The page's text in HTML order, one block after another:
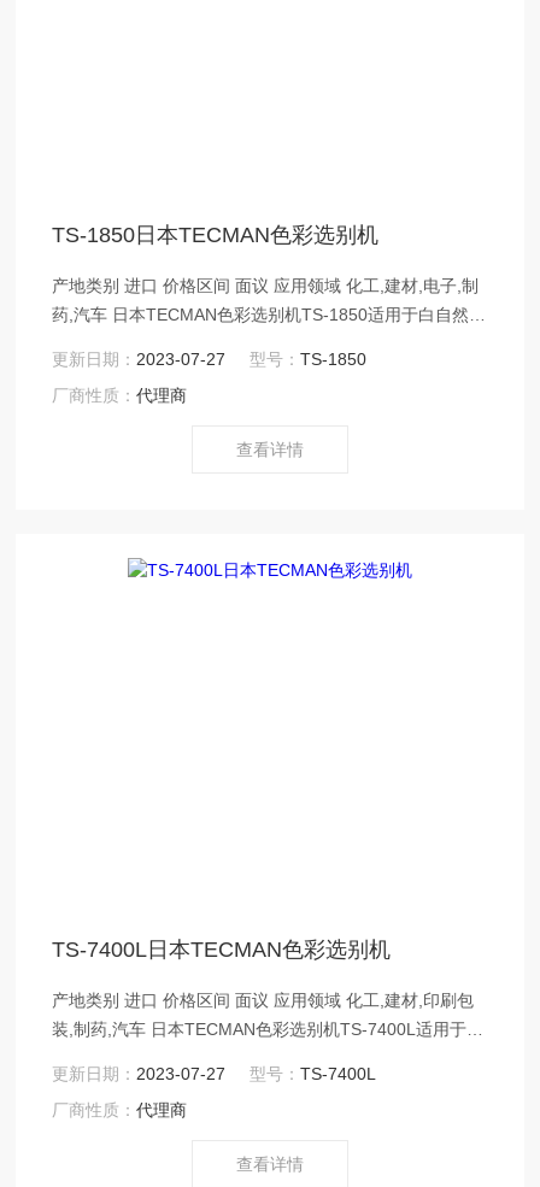
TS-1850日本TECMAN色彩选别机
产地类别 进口 价格区间 面议 应用领域 化工,建材,电子,制
药,汽车 日本TECMAN色彩选别机TS-1850适用于白自然等
更新日期： 2023-07-27 型号：TS-1850
厂商性质：代理商
查看详情
TS-7400L日本TECMAN色彩选别机
产地类别 进口 价格区间 面议 应用领域 化工,建材,印刷包
装,制药,汽车 日本TECMAN色彩选别机TS-7400L适用于白
品、座椅材料等。
更新日期： 2023-07-27 型号：TS-7400L
厂商性质：代理商
查看详情